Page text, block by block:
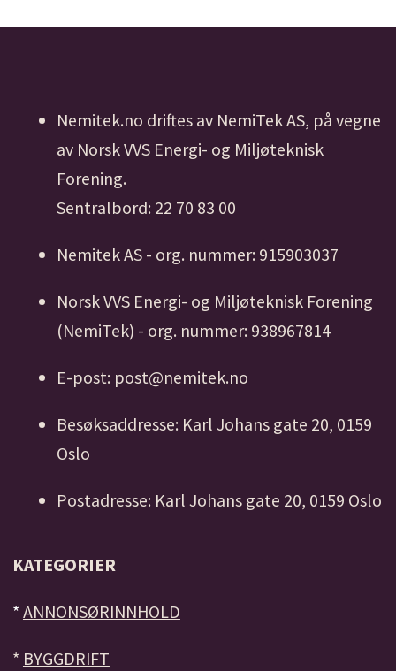
Nemitek.no driftes av NemiTek AS, på vegne
av Norsk VVS Energi- og Miljøteknisk
Forening.
Sentralbord: 22 70 83 00
Nemitek AS - org. nummer: 915903037
Norsk VVS Energi- og Miljøteknisk Forening
(NemiTek) - org. nummer: 938967814
E-post: post@nemitek.no
Besøksaddresse: Karl Johans gate 20, 0159
Oslo
Postadresse: Karl Johans gate 20, 0159 Oslo
KATEGORIER
* ANNONSØRINNHOLD
* BYGGDRIFT